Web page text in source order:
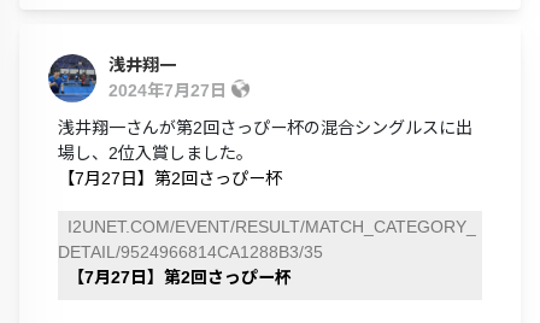
浅井翔一
2024年7月27日
浅井翔一さんが第2回さっぴー杯の混合シングルスに出
場し、2位入賞しました。
【7月27日】第2回さっぴー杯
I2UNET.COM/EVENT/RESULT/MATCH_CATEGORY_
DETAIL/9524966814CA1288B3/35
【7月27日】第2回さっぴー杯